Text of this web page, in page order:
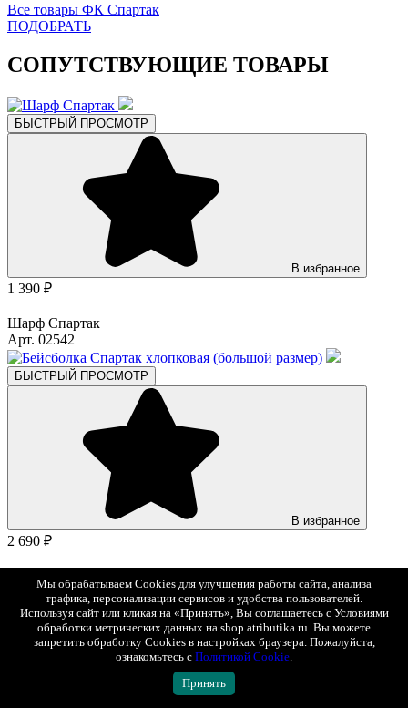
Все товары ФК Спартак
ПОДОБРАТЬ
СОПУТСТВУЮЩИЕ ТОВАРЫ
БЫСТРЫЙ ПРОСМОТР
В избранное
1 390 ₽
Шарф Спартак
Арт. 02542
БЫСТРЫЙ ПРОСМОТР
В избранное
2 690 ₽
Арт. 120516
БЫСТРЫЙ ПРОСМОТР
XXL XXXL
Мы обрабатываем Cookies для улучшения работы сайта, анализа
трафика, персонализации сервисов и удобства пользователей.
Используя сайт или кликая на «Принять», Вы соглашаетесь с Условиями
обработки метрических данных на shop.atributika.ru. Вы можете
запретить обработку Cookies в настройках браузера. Пожалуйста,
ознакомьтесь с Политикой Cookie.
Принять